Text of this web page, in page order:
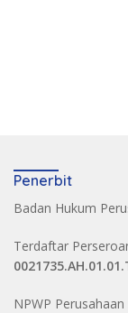
Penerbit
Badan Hukum
Terdaftar
NPWP Perusahaan